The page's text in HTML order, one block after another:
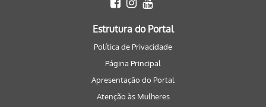
Estrutura do Portal
Política de Privacidade
Página Principal
Apresentação do Portal
Atenção às Mulheres